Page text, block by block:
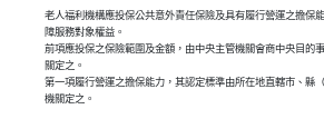
老人福利機構應投保公共意外責任保險及具有履行營運之擔保
障服務對象權益。
前項應投保之保險範圍及金額，由中央主管機關會商中央目的
關定之。
第一項履行營運之擔保能力，其認定標準由所在地直轄市、縣
機關定之。